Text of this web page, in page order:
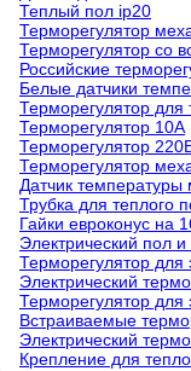
Теплый пол ip20
Терморегулятор
Терморегулятор со
Российские
Белые датчики
Терморегулятор для
Терморегулятор 10А
Терморегулятор
Терморегулятор
Датчик температуры
Трубка для теплого
Гайки евроконус на
Электрический пол
Терморегулятор для
Электрический
Терморегулятор для
Встраиваемые
Электрический
Крепление для